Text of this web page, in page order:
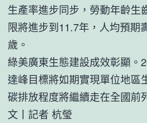
生產率進步同步，勞動年齡生
限將進步到11.7年，人均預期
歲。
綠美廣東生態建設成效彰顯。
達峰目標將如期實現單位地區
碳排放程度將繼續走在全國前
文丨記者 杭瑩